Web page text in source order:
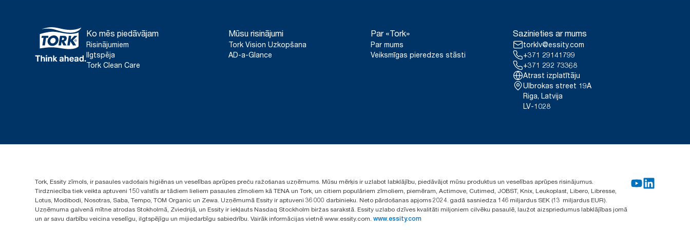
Ko mēs piedāvājam
Risinājumiem
Ilgtspēja
Tork Clean Care
Mūsu risinājumi
Tork Vision Uzkopšana
AD-a-Glance
Par «Tork»
Par mums
Veiksmīgas pieredzes stāsti
Sazinieties ar mums
torklv@essity.com
+371 29141799
+371 292 73368
Atrast izplatītāju
Ulbrokas street 19A
Riga, Latvija
LV-1028
Tork, Essity zīmols, ir pasaules vadošais higiēnas un veselības aprūpes preču ražošanas uzņēmums. Mūsu mērķis ir uzlabot labklājību, piedāvājot mūsu produktus un veselības aprūpes risinājumus.
Tirdzniecība tiek veikta aptuveni 150 valstīs ar tādiem lieliem pasaules zīmoliem kā TENA un Tork, un citiem populāriem zīmoliem, piemēram, Actimove, Cutimed, JOBST, Knix, Leukoplast, Libero, Libresse,
Lotus, Modibodi, Nosotras, Saba, Tempo, TOM Organic un Zewa. Uzņēmumā Essity ir aptuveni 36 000 darbinieku. Neto pārdošanas apjoms 2024. gadā sasniedza 146 miljardus SEK (13 miljardus EUR).
Uzņēmuma galvenā mītne atrodas Stokholmā, Zviedrijā, un Essity ir iekļauts Nasdaq Stockholm biržas sarakstā. Essity uzlabo dzīves kvalitāti miljoniem cilvēku pasaulē, laužot aizspriedumus labklājības jomā
un ar savu darbību veicina veselīgu, ilgtspējīgu un mijiedarbīgu sabiedrību. Vairāk informācijas vietnē www.essity.com. www.essity.com